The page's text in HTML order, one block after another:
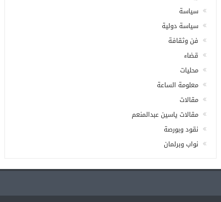
سياسة
سياسة دولية
فن وثقافة
قضاء
محليات
معلومة الساعة
مقالات
مقالات ياسين عبدالمنعم
نقود وبورصة
نواب وبرلمان